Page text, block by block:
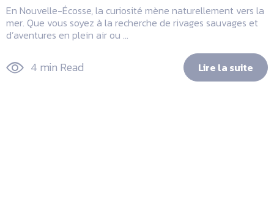
En Nouvelle-Écosse, la curiosité mène naturellement vers la
mer. Que vous soyez à la recherche de rivages sauvages et
d’aventures en plein air ou ...
4 min Read Lire la suite